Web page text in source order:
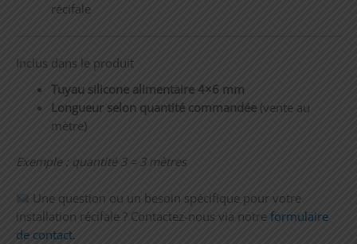
récifale
Inclus dans le produit
Tuyau silicone alimentaire 4×6 mm
Longueur selon quantité commandée(vente au
mètre)
Exemple : quantité 3 = 3 mètres
Une question ou un besoin spécifique pour votre
installation récifale ? Contactez-nous via notre formulaire
de contact.